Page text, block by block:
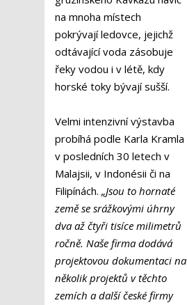
na mnoha místech
pokrývají ledovce, jejichž
odtávající voda zásobuje
řeky vodou i v létě, kdy
horské toky bývají sušší.
Velmi intenzivní výstavba
probíhá podle Karla Kramla
v posledních 30 letech v
Malajsii, v Indonésii či na
Filipínách. „Jsou to hornaté
země se srážkovými úhrny
dva až čtyři tisíce milimetrů
ročně. Naše firma dodává
projektovou dokumentaci na
několik projektů v těchto
zemích a další české firmy